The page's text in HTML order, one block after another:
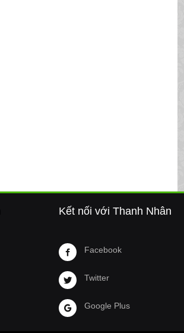
Kết nối với Thanh Nhân
Facebook
Twitter
Google Plus